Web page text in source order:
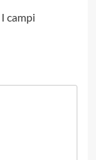
I campi